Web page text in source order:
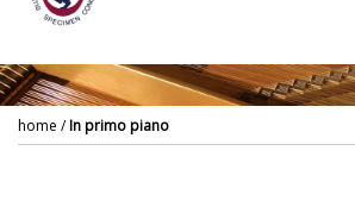
home /In primo piano